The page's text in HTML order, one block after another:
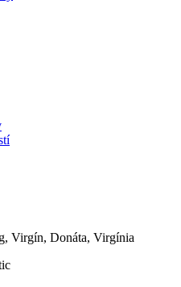
Virgín, Donáta, Virgínia